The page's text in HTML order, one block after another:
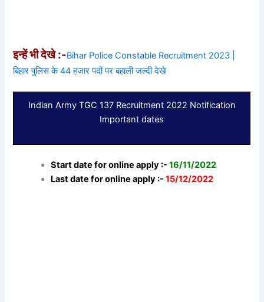
इन्हें भी देखे :-Bihar Police Constable Recruitment 2023 |
बिहार पुलिस के 44 हजार पदों पर बहाली जल्दी देखे
Indian Army TGC 137 Recruitment 2022 Notification
Important dates
Start date for online apply :-16/11/2022
Last date for online apply :-15/12/2022